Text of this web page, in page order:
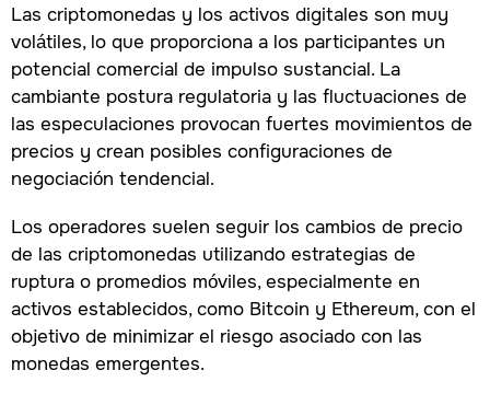
Las criptomonedas y los activos digitales son muy
volátiles, lo que proporciona a los participantes un
potencial comercial de impulso sustancial. La
cambiante postura regulatoria y las fluctuaciones de
las especulaciones provocan fuertes movimientos de
precios y crean posibles configuraciones de
negociación tendencial.
Los operadores suelen seguir los cambios de precio
de las criptomonedas utilizando estrategias de
ruptura o promedios móviles, especialmente en
activos establecidos, como Bitcoin y Ethereum, con el
objetivo de minimizar el riesgo asociado con las
monedas emergentes.